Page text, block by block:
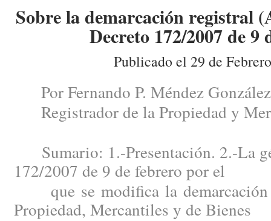
Sobre la demarcación registral
Decreto 172/2007 de 9
Publicado el 29 de
Por Fernando P. Méndez González
Registrador de la Propiedad y
Sumario: 1.-Presentación. 2.-La
172/2007 de 9 de febrero por el
que se modifica la demarcación
Propiedad, Mercantiles y de Bienes